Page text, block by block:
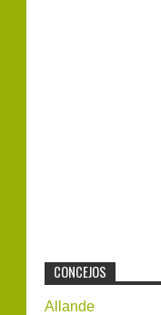
CONCEJOS
Allande